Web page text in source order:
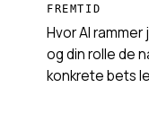
FREMTID
Hvor AI
og din rolle de
konkrete bets